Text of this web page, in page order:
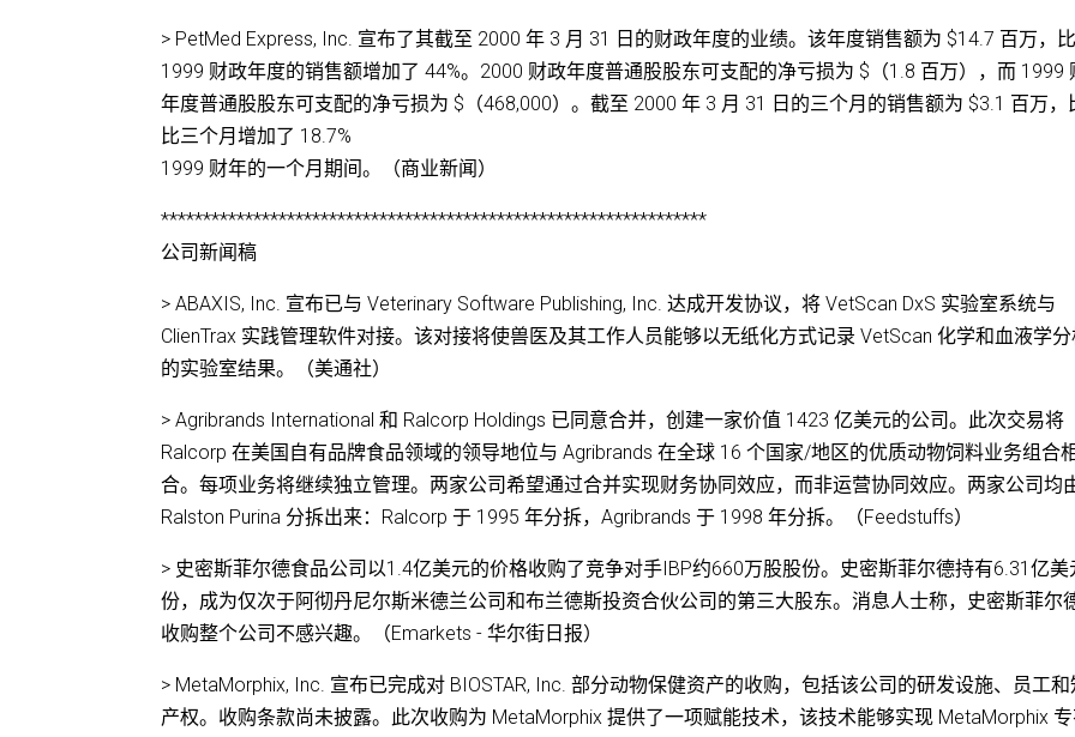
> PetMed Express, Inc. 宣布了其截至 2000 年 3 月 31 日的财政年度的业绩。该年度销售额为 $14.7 百万，比
1999 财政年度的销售额增加了 44%。2000 财政年度普通股股东可支配的净亏损为 $（1.8 百万），而 1999
年度普通股股东可支配的净亏损为 $（468,000）。截至 2000 年 3 月 31 日的三个月的销售额为 $3.1 百万，
比三个月增加了 18.7%
1999 财年的一个月期间。（商业新闻）
*****************************************************************
公司新闻稿
> ABAXIS, Inc. 宣布已与 Veterinary Software Publishing, Inc. 达成开发协议，将 VetScan DxS 实验室系统与
ClienTrax 实践管理软件对接。该对接将使兽医及其工作人员能够以无纸化方式记录 VetScan 化学和血液学分
的实验室结果。（美通社）
> Agribrands International 和 Ralcorp Holdings 已同意合并，创建一家价值 1423 亿美元的公司。此次交易将
Ralcorp 在美国自有品牌食品领域的领导地位与 Agribrands 在全球 16 个国家/地区的优质动物饲料业务组合
合。每项业务将继续独立管理。两家公司希望通过合并实现财务协同效应，而非运营协同效应。两家公司均
Ralston Purina 分拆出来：Ralcorp 于 1995 年分拆，Agribrands 于 1998 年分拆。（Feedstuffs）
> 史密斯菲尔德食品公司以1.4亿美元的价格收购了竞争对手IBP约660万股股份。史密斯菲尔德持有6.31亿美
份，成为仅次于阿彻丹尼尔斯米德兰公司和布兰德斯投资合伙公司的第三大股东。消息人士称，史密斯菲尔
收购整个公司不感兴趣。（Emarkets - 华尔街日报）
> MetaMorphix, Inc. 宣布已完成对 BIOSTAR, Inc. 部分动物保健资产的收购，包括该公司的研发设施、员工和
产权。收购条款尚未披露。此次收购为 MetaMorphix 提供了一项赋能技术，该技术能够实现 MetaMorphix